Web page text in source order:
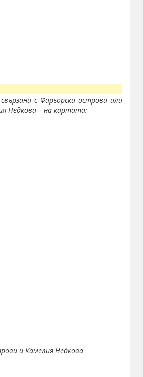
с Фарьорски острови или
Недкова – на картата:
и Камелия Недкова